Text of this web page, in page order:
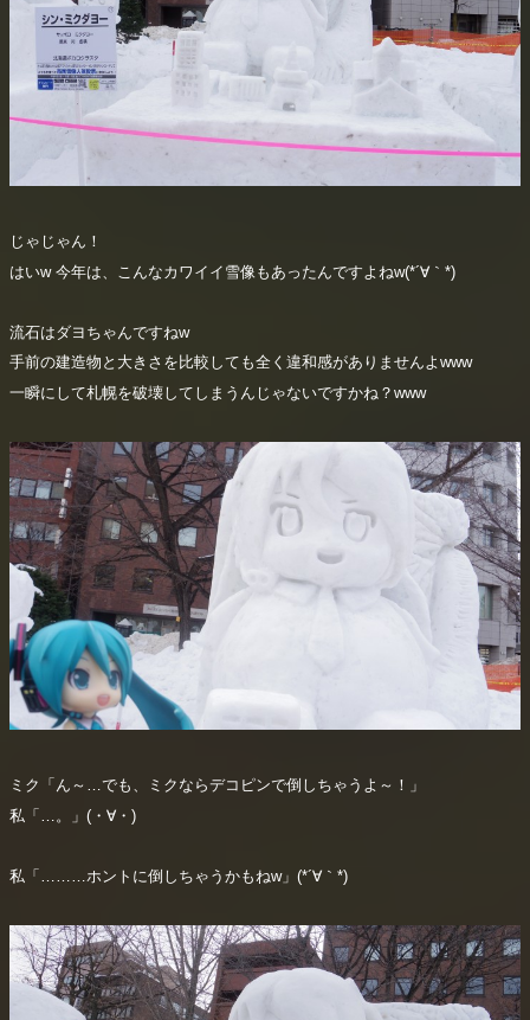
じゃじゃん！
はいw 今年は、こんなカワイイ雪像もあったんですよねw(*´∀｀*)
流石はダヨちゃんですねw
手前の建造物と大きさを比較しても全く違和感がありませんよwww
一瞬にして札幌を破壊してしまうんじゃないですかね？www
ミク「ん～…でも、ミクならデコピンで倒しちゃうよ～！」
私「…。」(・∀・)
私「………ホントに倒しちゃうかもねw」(*´∀｀*)